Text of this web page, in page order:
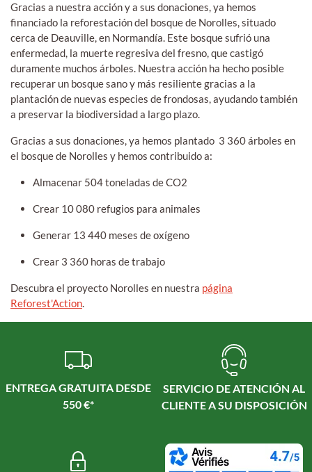
Gracias a nuestra acción y a sus donaciones, ya hemos
financiado la reforestación del bosque de Norolles, situado
cerca de Deauville, en Normandía. Este bosque sufrió una
enfermedad, la muerte regresiva del fresno, que castigó
duramente muchos árboles. Nuestra acción ha hecho posible
recuperar un bosque sano y más resiliente gracias a la
plantación de nuevas especies de frondosas, ayudando también
a preservar la biodiversidad a largo plazo.
Gracias a sus donaciones, ya hemos plantado 3 360 árboles en
el bosque de Norolles y hemos contribuido a:
Almacenar 504 toneladas de CO2
Crear 10 080 refugios para animales
Generar 13 440 meses de oxígeno
Crear 3 360 horas de trabajo
Descubra el proyecto Norolles en nuestra página
Reforest'Action.
ENTREGA GRATUITA DESDE
550 €*
SERVICIO DE ATENCIÓN AL
CLIENTE A SU DISPOSICIÓN